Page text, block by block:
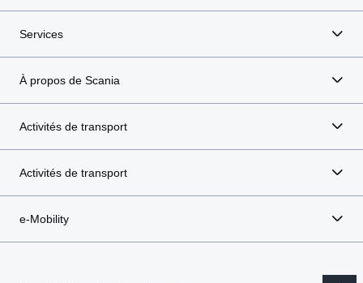
Services
À propos de Scania
Activités de transport
Activités de transport
e-Mobility